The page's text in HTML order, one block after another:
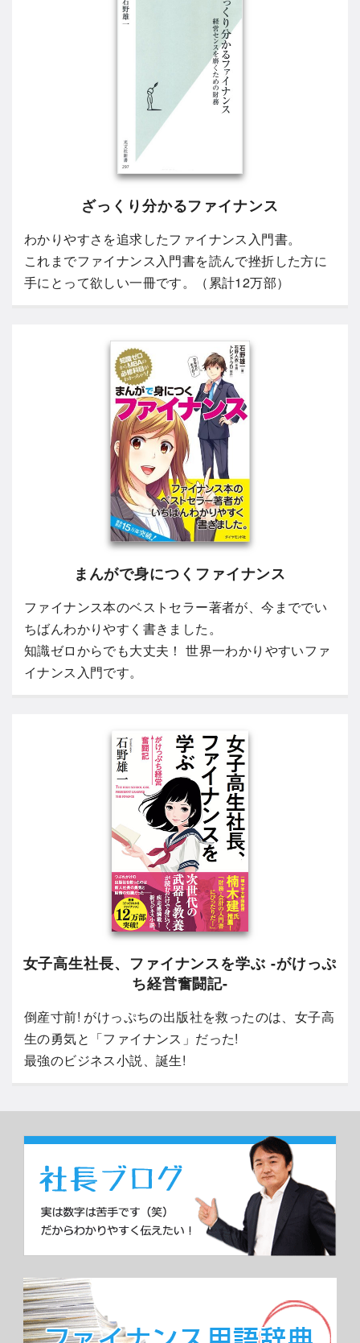
ざっくり分かるファイナンス
わかりやすさを追求したファイナンス入門書。
これまでファイナンス入門書を読んで挫折した方に
手にとって欲しい一冊です。（累計12万部）
まんがで身につくファイナンス
ファイナンス本のベストセラー著者が、今まででい
ちばんわかりやすく書きました。
知識ゼロからでも大丈夫！ 世界一わかりやすいファ
イナンス入門です。
女子高生社長、ファイナンスを学ぶ -がけっぷ
ち経営奮闘記-
倒産寸前! がけっぷちの出版社を救ったのは、女子高
生の勇気と「ファイナンス」だった!
最強のビジネス小説、誕生!